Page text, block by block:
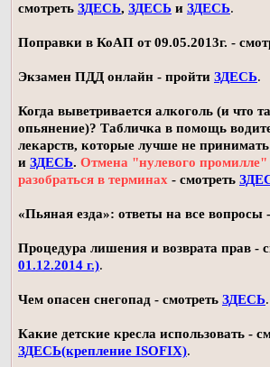
смотреть ЗДЕСЬ, ЗДЕСЬ и ЗДЕСЬ.
Поправки в КоАП от 09.05.2013г. -
Экзамен ПДД онлайн - пройти ЗДЕСЬ.
Когда выветривается алкоголь (и что
опьянение)? Табличка в помощь
лекарств, которые лучше не принимать
и ЗДЕСЬ. Отмена "нулевого
разобраться в терминах - смотреть
«Пьяная езда»: ответы на все вопросы
Процедура лишения и возврата прав -
01.12.2014 г.).
Чем опасен снегопад - смотреть ЗДЕСЬ.
Какие детские кресла использовать -
ЗДЕСЬ(крепление ISOFIX).